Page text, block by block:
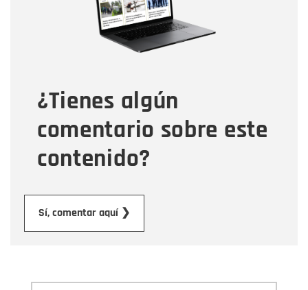
¿Tienes algún
comentario sobre este
contenido?
Sí, comentar aquí ❯
Tipo de comentario
Mensaje